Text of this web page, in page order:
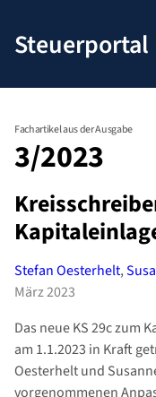
Inhalt
springen
Steuerportal
Fachartikel aus der Ausgabe
3/2023
Stefan Oesterhelt,
März 2023
Das neue KS 29c zum
am 1.1.2023 in Kraft
Oesterhelt und
vorgenommenen